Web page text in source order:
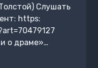
Слушать
https:
о драме»…